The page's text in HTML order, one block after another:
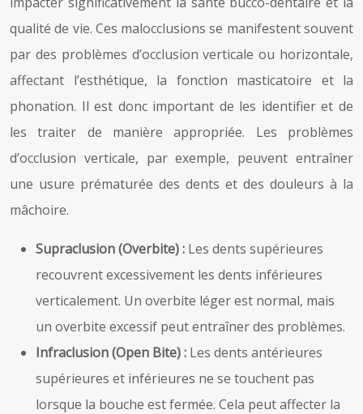
qualité de vie. Ces malocclusions se manifestent souvent
par des problèmes d’occlusion verticale ou horizontale,
affectant l’esthétique, la fonction masticatoire et la
phonation. Il est donc important de les identifier et de
les traiter de manière appropriée. Les problèmes
d’occlusion verticale, par exemple, peuvent entraîner
une usure prématurée des dents et des douleurs à la
mâchoire.
Supraclusion (Overbite) : Les dents supérieures
recouvrent excessivement les dents inférieures
verticalement. Un overbite léger est normal, mais
un overbite excessif peut entraîner des problèmes.
Infraclusion (Open Bite) : Les dents antérieures
supérieures et inférieures ne se touchent pas
lorsque la bouche est fermée. Cela peut affecter la